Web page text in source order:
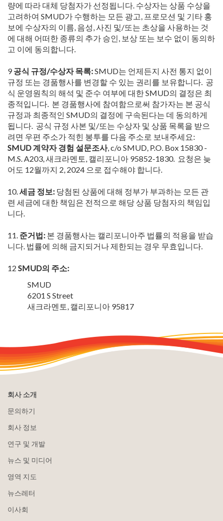
량에 따라 대체 당첨자가 선정됩니다. 수상자는 상품 수상을
고려하여 SMUD가 수행하는 모든 광고, 프로모션 및 기타 홍
보에 수상자의 이름, 음성, 사진 및/또는 초상을 사용하는 것
에 대해 어떠한 종류의 추가 승인, 보상 또는 보수 없이 동의하
고 이에 동의합니다.
9 공식 규정/수상자 목록:SMUD는 언제든지 사전 통지 없이
규정 또는 경품행사를 변경할 수 있는 권리를 보유합니다. 공
식 운영원칙의 해석 및 준수 여부에 대한 SMUD의 결정은 최
종적입니다. 본 경품행사에 참여함으로써 참가자는 본 공식
규정과 최종적인 SMUD의 결정에 구속된다는 데 동의하게
됩니다. 공식 규정 사본 및/또는 수상자 및 상품 목록을 받으
려면 우편 주소가 적힌 봉투를 다음 주소로 보내주세요:
SMUD 계약자 경험 설문조사, c/o SMUD, P.O. Box 15830 -
M.S. A203, 새크라멘토, 캘리포니아 95852-1830. 요청은 늦
어도 12월까지 2, 2024 으로 접수해야 합니다.
10.세금 정보: 당첨된 상품에 대해 정부가 부과하는 모든 관
련 세금에 대한 책임은 전적으로 해당 상품 당첨자의 책임입
니다.
11. 준거법: 본 경품행사는 캘리포니아주 법률의 적용을 받습
니다. 법률에 의해 금지되거나 제한되는 경우 무효입니다.
12 SMUD의 주소:
SMUD
6201 S Street
새크라멘토, 캘리포니아 95817
회사 소개
문의하기
회사 정보
연구 및 개발
뉴스 및 미디어
영역 지도
뉴스레터
이사회